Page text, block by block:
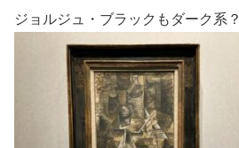
ジョルジュ・ブラックもダーク系？